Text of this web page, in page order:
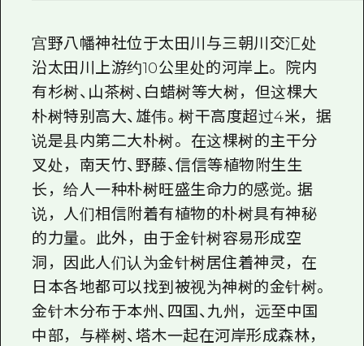
广岛观光宣传册
宫野八幡神社位于太田川与三朝川交汇处
沿太田川上游约10公里处的河岸上。 院内
有杉树、山茶树、白蜡树等大树，但这棵大
朴树特别高大、雄伟。树干高度超过4米，据
说是县内第二大朴树。 在这棵树的主干分
叉处，南天竹、野藤、信信等植物附生生
长，给人一种朴树旺盛生命力的感觉。据
说，人们相信附着有植物的朴树具有神秘
的力量。 此外，由于金针树容易形成空
洞，因此人们认为金针树居住着神灵，在
日本各地都可以找到被视为神树的金针树。
金针木分布于本州、四国、九州，远至中国
中部，与榉树、塔木一起在河岸形成森林，